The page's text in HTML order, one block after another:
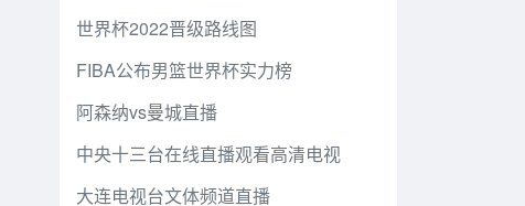
世界杯2022晋级路线图
FIBA公布男篮世界杯实力榜
阿森纳vs曼城直播
中央十三台在线直播观看高清电视
大连电视台文体频道直播